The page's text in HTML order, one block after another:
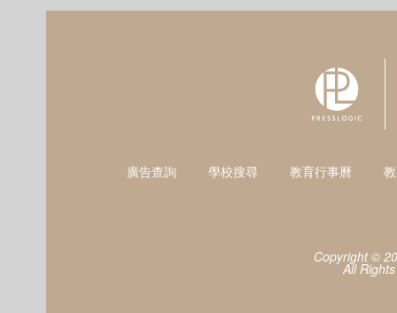
廣告查詢 學校搜尋 教育行事曆
Copyright ©
All